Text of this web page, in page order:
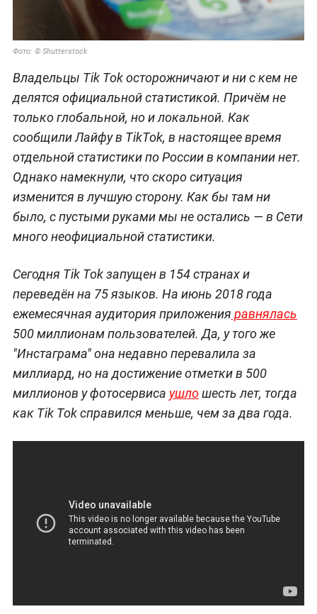
Фото: © Shutterstock
Владельцы Tik Tok осторожничают и ни с кем не
делятся официальной статистикой. Причём не
только глобальной, но и локальной. Как
сообщили Лайфу в TikTok, в настоящее время
отдельной статистики по России в компании нет.
Однако намекнули, что скоро ситуация
изменится в лучшую сторону. Как бы там ни
было, с пустыми руками мы не остались — в Сети
много неофициальной статистики.
Сегодня Tik Tok запущен в 154 странах и
переведён на 75 языков. На июнь 2018 года
ежемесячная аудитория приложения равнялась
500 миллионам пользователей. Да, у того же
"Инстаграма" она недавно перевалила за
миллиард, но на достижение отметки в 500
миллионов у фотосервиса ушлошесть лет, тогда
как Tik Tok справился меньше, чем за два года.